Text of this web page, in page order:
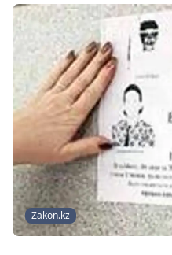
Zakon.kz